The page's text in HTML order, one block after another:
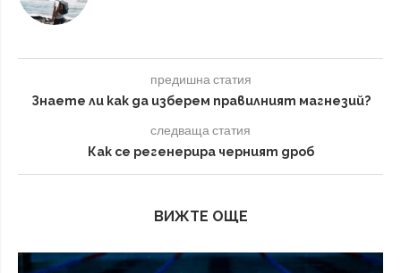
предишна статия
Знаете ли как да изберем правилният магнезий?
следваща статия
Как се регенерира черният дроб
ВИЖТЕ ОЩЕ